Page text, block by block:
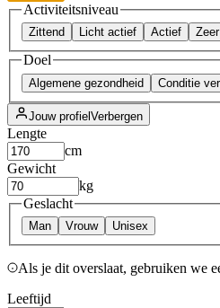
Activiteitsniveau
Zittend Licht actief Actief
Doel
Algemene gezondheid Conditie
Jouw profielVerbergen
Lengte
cm
Gewicht
kg
Geslacht
Man Vrouw Unisex
Als je dit overslaat, gebruiken we
Leeftijd